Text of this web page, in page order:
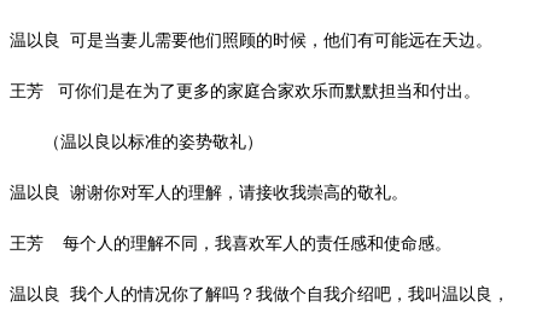
温以良 可是当妻儿需要他们照顾的时候，他们有可能远在天边。
王芳 可你们是在为了更多的家庭合家欢乐而默默担当和付出。
（温以良以标准的姿势敬礼）
温以良 谢谢你对军人的理解，请接收我崇高的敬礼。
王芳 每个人的理解不同，我喜欢军人的责任感和使命感。
温以良 我个人的情况你了解吗？我做个自我介绍吧，我叫温以良，